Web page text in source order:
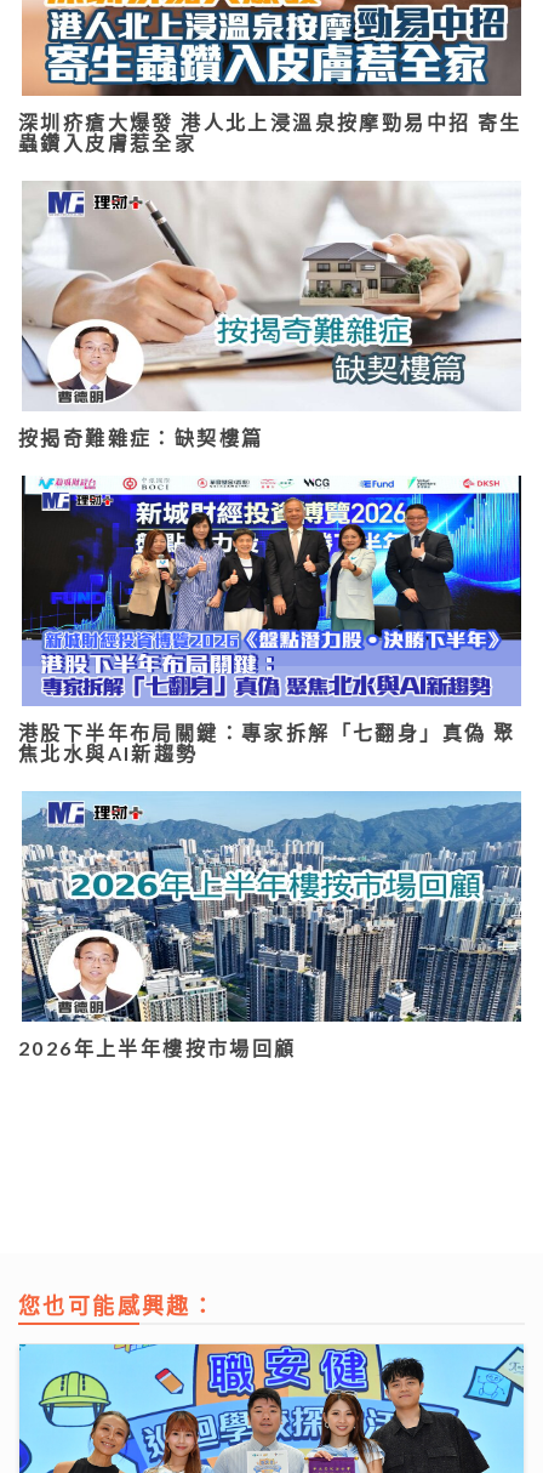
深圳疥瘡大爆發 港人北上浸溫泉按摩勁易中招 寄生
蟲鑽入皮膚惹全家
按揭奇難雜症：缺契樓篇
港股下半年布局關鍵：專家拆解「七翻身」真偽 聚
焦北水與AI新趨勢
2026年上半年樓按市場回顧
您也可能感興趣：